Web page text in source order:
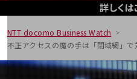
産業・地域DXプラットフォーマーとし
企業と地域が持続成長する社会を目指し
Smart City
Smart Education
Smart Healthcare
Smart Industry
NTT docomo Business Watch
不正アクセスの魔の手は「閉域網」で